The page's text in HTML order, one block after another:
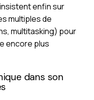
enfin sur
multiples de
multitasking) pour
encore plus
dans son